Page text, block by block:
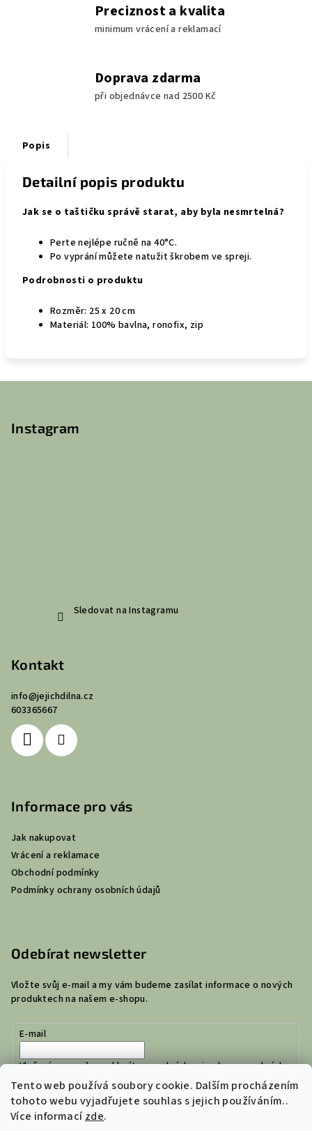
Tento web používá soubory cookie. Dalším procházením
tohoto webu vyjadřujete souhlas s jejich používáním..
Více informacízde.
Preciznost a kvalita
minimum vrácení a reklamací
Doprava zdarma
při objednávce nad 2500 Kč
Popis
Detailní popis produktu
Jak se o taštičku správě starat, aby byla nesmrtelná?
Perte nejlépe ručně na 40°C.
Po vyprání můžete natužit škrobem ve spreji.
Podrobnosti o produktu
Rozměr: 25 x 20 cm
Materiál: 100% bavlna, ronofix, zip
Instagram
Sledovat na Instagramu
Kontakt
info@jejichdilna.cz
603365667
Informace pro vás
Jak nakupovat
Vrácení a reklamace
Obchodní podmínky
Podmínky ochrany osobních údajů
Odebírat newsletter
Vložte svůj e-mail a my vám budeme zasílat informace o nových
produktech na našem e-shopu.
E-mail
Vložením e-mailu souhlasíte spodmínkami ochrany osobních
údajů
Přihlásit se